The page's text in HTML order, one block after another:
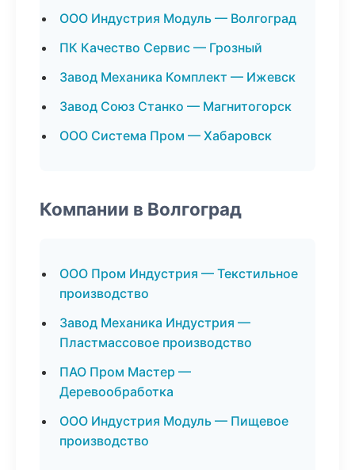
ООО Индустрия Модуль — Волгоград
ПК Качество Сервис — Грозный
Завод Механика Комплект — Ижевск
Завод Союз Станко — Магнитогорск
ООО Система Пром — Хабаровск
Компании в Волгоград
ООО Пром Индустрия — Текстильное
производство
Завод Механика Индустрия —
Пластмассовое производство
ПАО Пром Мастер —
Деревообработка
ООО Индустрия Модуль — Пищевое
производство